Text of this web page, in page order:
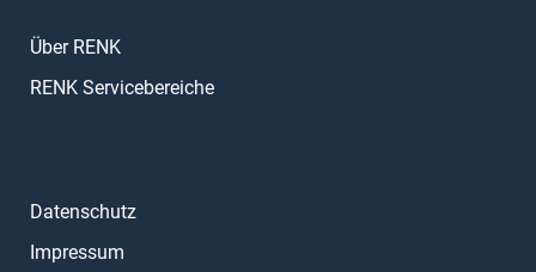
Über RENK
RENK Servicebereiche
Datenschutz
Impressum